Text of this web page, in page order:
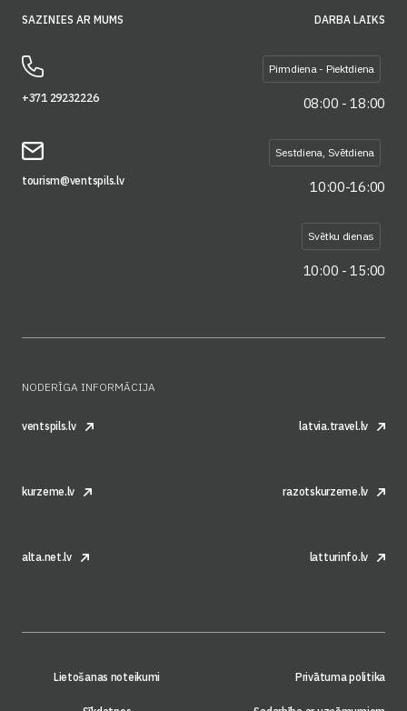
SAZINIES AR MUMS
+371 29232226
tourism@ventspils.lv
DARBA LAIKS
Pirmdiena - Piektdiena
08:00 - 18:00
Sestdiena, Svētdiena
10:00-16:00
Svētku dienas
10:00 - 15:00
NODERĪGA INFORMĀCIJA
ventspils.lv latvia.travel.lv
kurzeme.lv razotskurzeme.lv
alta.net.lv latturinfo.lv
Lietošanas noteikumi Privātuma politika